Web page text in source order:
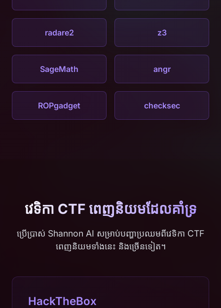
radare2 z3
SageMath angr
ROPgadget checksec
វេទិកា CTF ពេញនិយមដែលគាំទ្រ
ប្រើប្រាស់ Shannon AI សម្រាប់បញ្ហាប្រឈមពីវេទិកា CTF
ពេញនិយមទាំងនេះ និងច្រើនទៀត។
HackTheBox